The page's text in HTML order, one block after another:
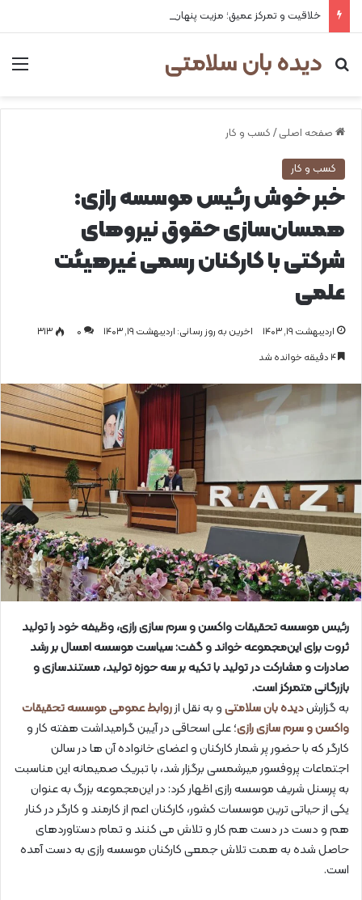
خلاقیت و تمرکز عمیق؛ مزیت پنهان اختلال نقص توجه و بیش‌فعالی
دیده بان سلامتی
جستجو برای
صفحه اصلی / کسب و کار
کسب و کار
خبر خوش رئیس موسسه رازی:
همسان‌سازی حقوق نیروهای
شرکتی با کارکنان رسمی غیرهیئت
علمی
اردیبهشت ۱۹, ۱۴۰۳ اخرین به روز رسانی: اردیبهشت ۱۹, ۱۴۰۳ 0
۳۱۳
رئیس موسسه تحقیقات واکسن و سرم سازی رازی، وظیفه خود را تولید
ثروت برای این‌مجموعه خواند و گفت: سیاست موسسه امسال بر رشد
صادرات و مشارکت در تولید با تکیه بر سه حوزه تولید، مستندسازی و
بازرگانی متمرکز است.
به گزارشدیده بان سلامتیو به نقل ازروابط عمومی موسسه تحقیقات
واکسن و سرم سازی رازی؛ علی اسحاقی در آیین گرامیداشت هفته کار و
کارگر که با حضور پر شمار کارکنان و اعضای خانواده آن ها در سالن
اجتماعات پروفسور میرشمسی برگزار شد، با تبریک صمیمانه این مناسبت
به پرسنل شریف موسسه رازی اظهار کرد: در این‌مجموعه بزرگ به عنوان
یکی از حیاتی ترین موسسات کشور، کارکنان اعم از کارمند و کارگر در کنار
هم و دست در دست هم کار و تلاش می کنند و تمام دستاوردهای
حاصل شده به همت تلاش جمعی کارکنان موسسه رازی به دست آمده
است.